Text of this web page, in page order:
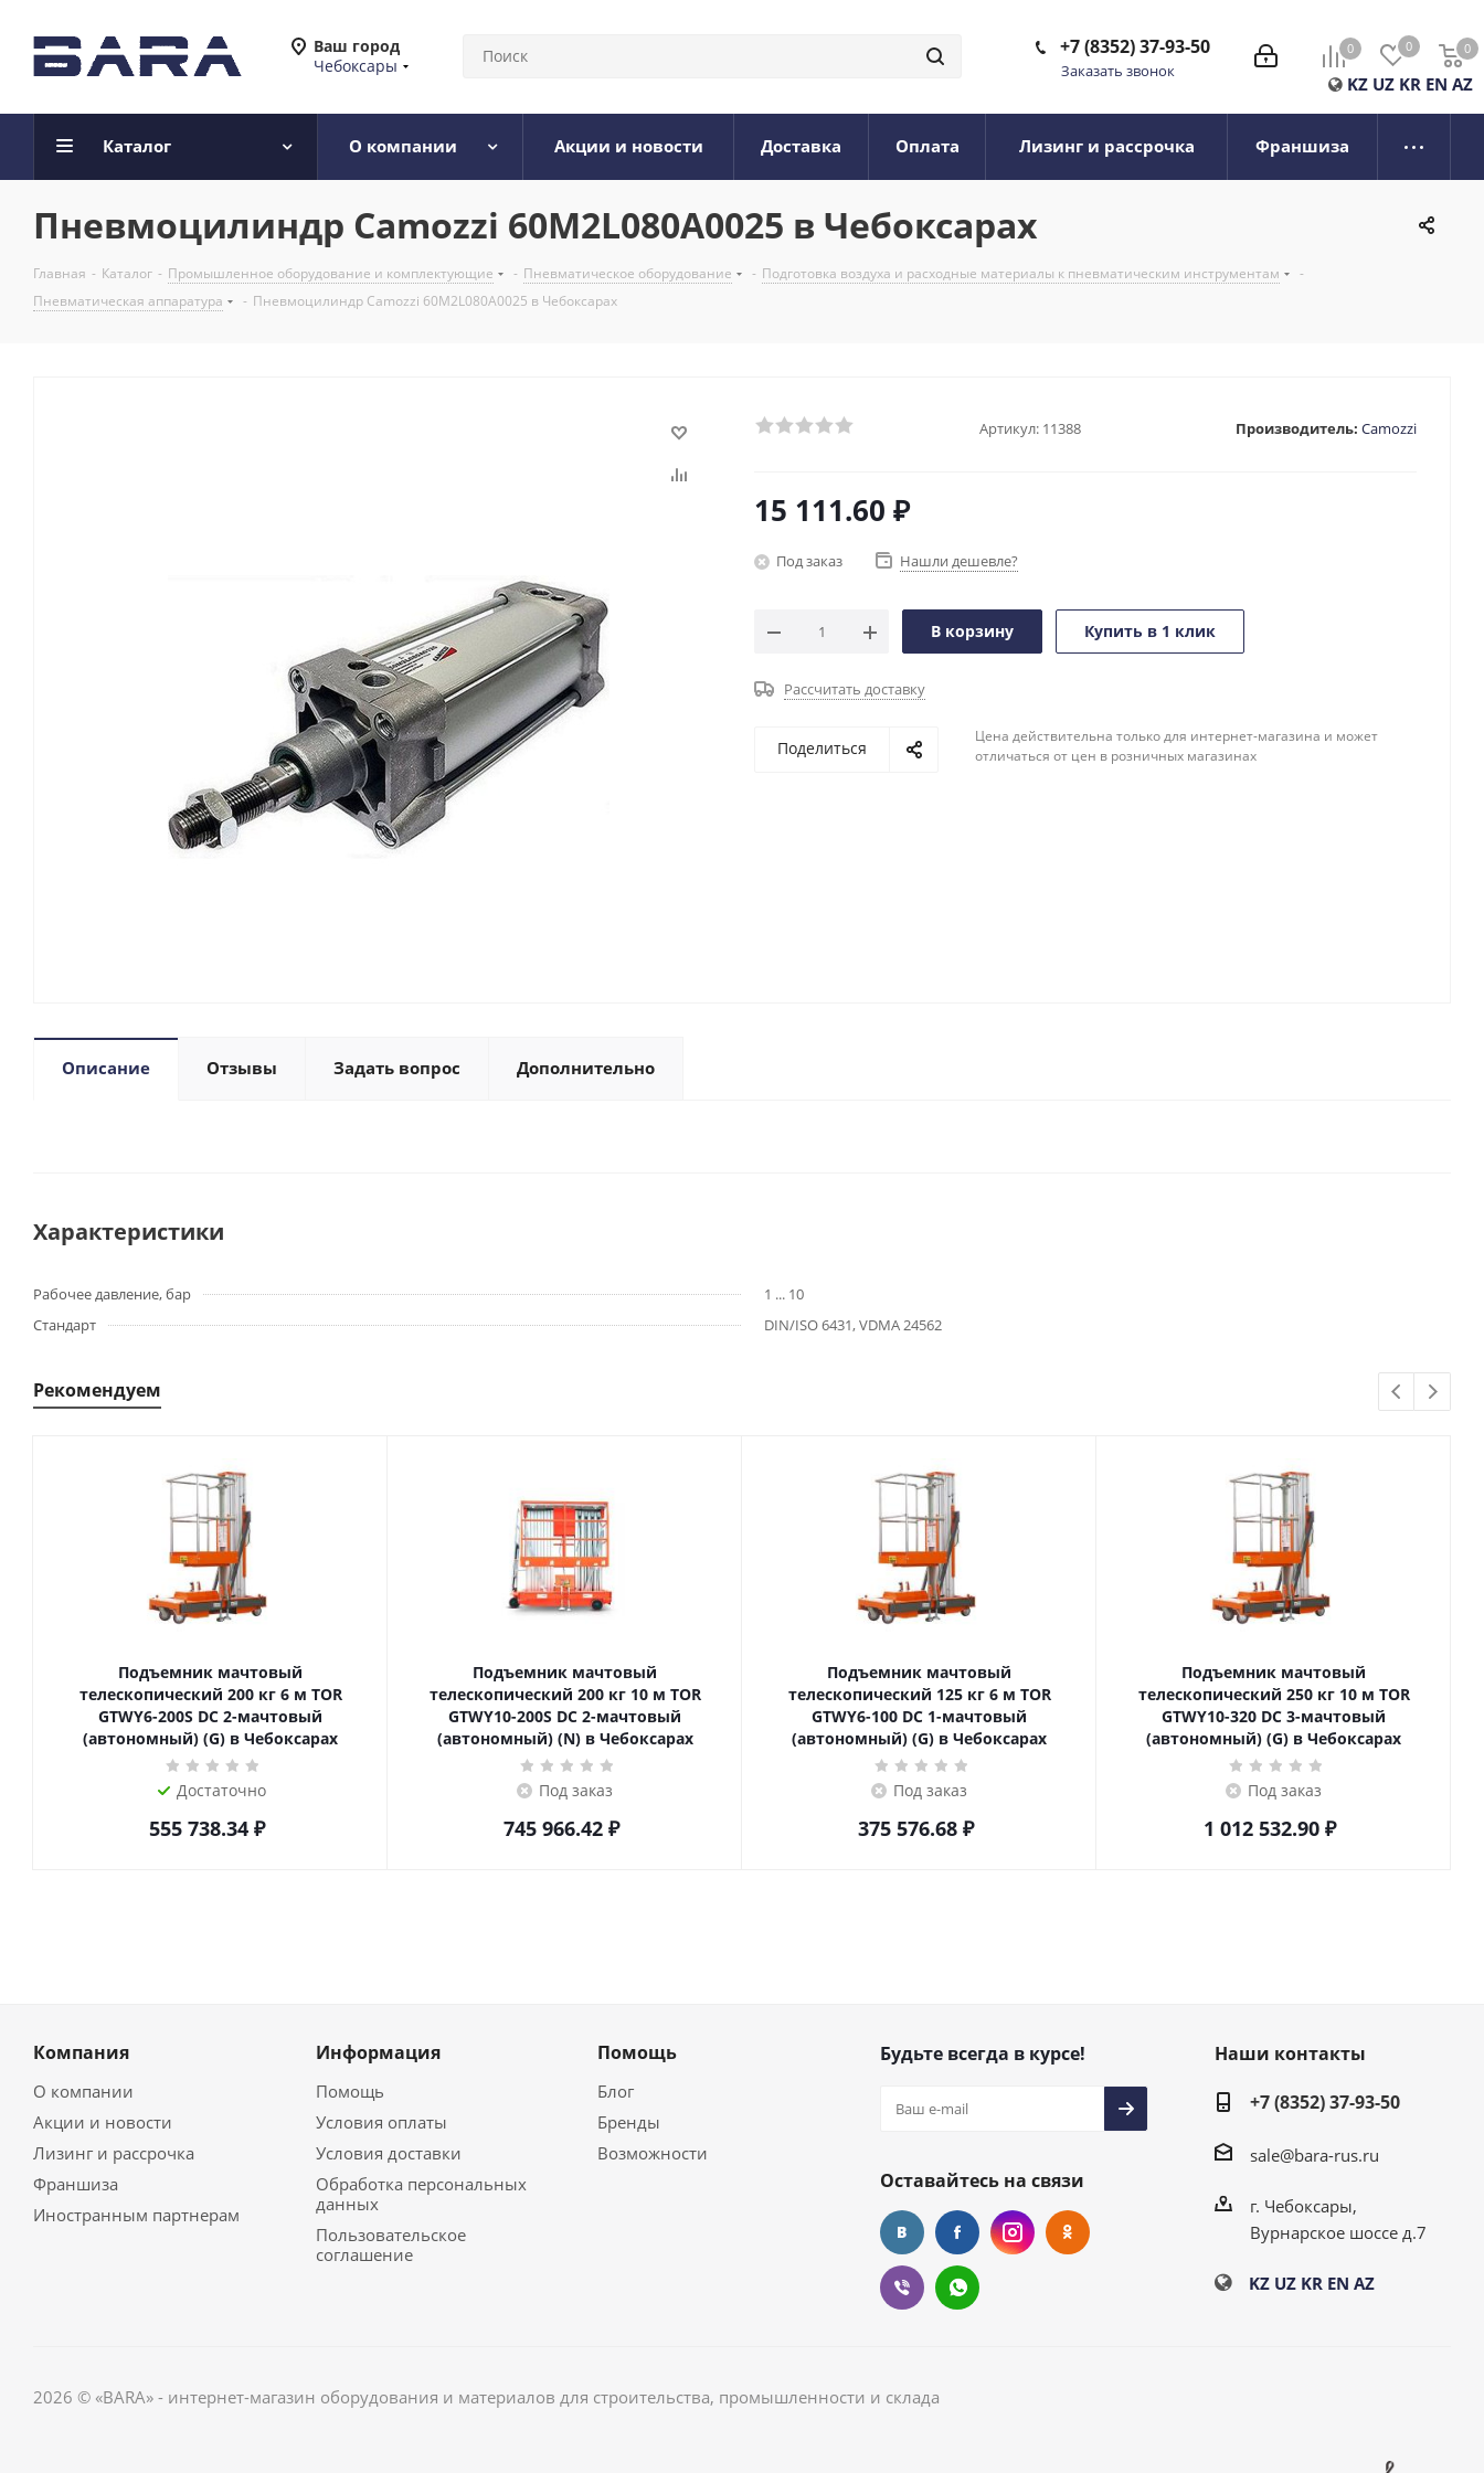
Ваш город
Чебоксары
0 0 0
0
KZ UZ KR EN AZ
+7 (8352) 37-93-50
Заказать звонок
Каталог О компании Акции и новости Доставка Оплата Лизинг и рассрочка Франшиза
Пневмоцилиндр Camozzi 60M2L080A0025 в Чебоксарах
Главная - Каталог - Промышленное оборудование и комплектующие - Пневматическое оборудование - Подготовка воздуха и расходные материалы к пневматическим инструментам
-
Пневматическая аппаратура
- Пневмоцилиндр Camozzi 60M2L080A0025 в Чебоксарах
Артикул: 11388 Производитель: Camozzi
15 111.60 ₽
Под заказ Нашли дешевле?
В корзину Купить в 1 клик
Рассчитать доставку
Поделиться
Цена действительна только для интернет-магазина и может
отличаться от цен в розничных магазинах
Описание Отзывы Задать вопрос Дополнительно
Характеристики
Рабочее давление, бар
1 ... 10
Стандарт
DIN/ISO 6431, VDMA 24562
Рекомендуем
Подъемник мачтовый
телескопический 200 кг 6 м TOR
GTWY6-200S DC 2-мачтовый
(автономный) (G) в Чебоксарах
Достаточно
555 738.34₽
Подъемник мачтовый
телескопический 200 кг 10 м TOR
GTWY10-200S DC 2-мачтовый
(автономный) (N) в Чебоксарах
Под заказ
745 966.42₽
Подъемник мачтовый
телескопический 125 кг 6 м TOR
GTWY6-100 DC 1-мачтовый
(автономный) (G) в Чебоксарах
Под заказ
375 576.68₽
Подъемник мачтовый
телескопический 250 кг 10 м TOR
GTWY10-320 DC 3-мачтовый
(автономный) (G) в Чебоксарах
Под заказ
1 012 532.90 ₽
Компания
О компании
Акции и новости
Лизинг и рассрочка
Франшиза
Иностранным партнерам
Информация
Помощь
Условия оплаты
Условия доставки
Обработка персональных
данных
Пользовательское
соглашение
Помощь
Блог
Бренды
Возможности
Будьте всегда в курсе!
Оставайтесь на связи
Наши контакты
+7 (8352) 37-93-50
sale@bara-rus.ru
г. Чебоксары,
Вурнарское шоссе д.7
KZ UZ KR EN AZ
2026 © «BARA» - интернет-магазин оборудования и материалов для строительства, промышленности и склада